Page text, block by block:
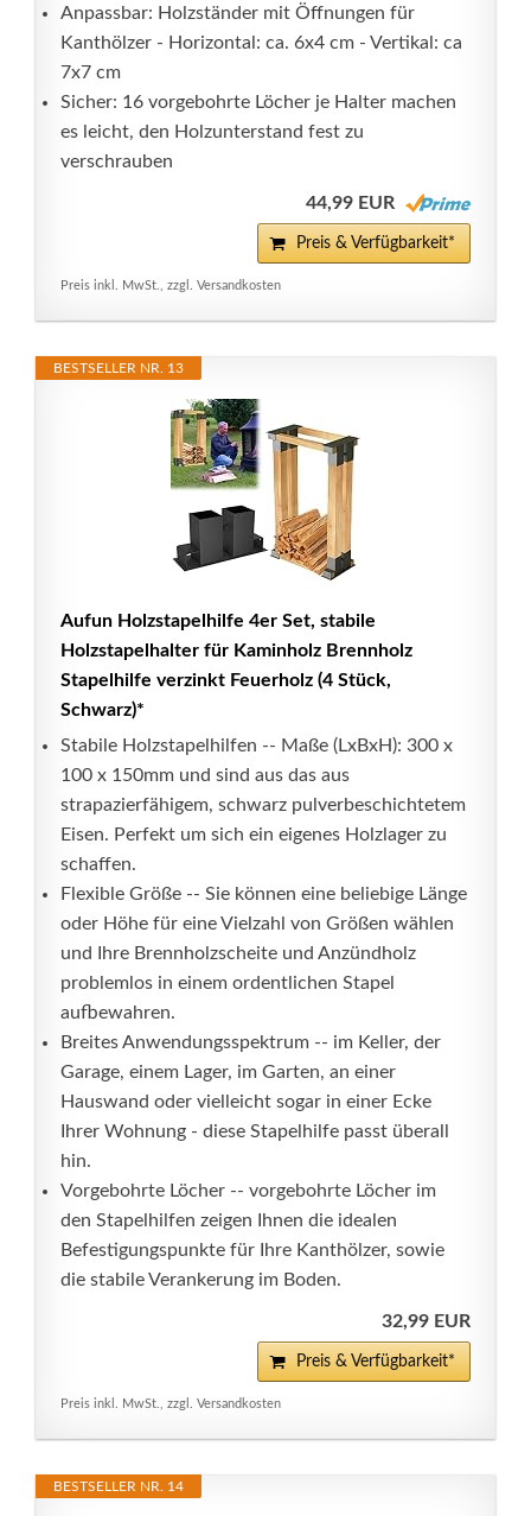
Anpassbar: Holzständer mit Öffnungen für
Kanthölzer - Horizontal: ca. 6x4 cm - Vertikal: ca
7x7 cm
Sicher: 16 vorgebohrte Löcher je Halter machen
es leicht, den Holzunterstand fest zu
verschrauben
44,99 EUR
Preis & Verfügbarkeit*
Preis inkl. MwSt., zzgl. Versandkosten
BESTSELLER NR. 13
Aufun Holzstapelhilfe 4er Set, stabile
Holzstapelhalter für Kaminholz Brennholz
Stapelhilfe verzinkt Feuerholz (4 Stück,
Schwarz)*
Stabile Holzstapelhilfen -- Maße (LxBxH): 300 x
100 x 150mm und sind aus das aus
strapazierfähigem, schwarz pulverbeschichtetem
Eisen. Perfekt um sich ein eigenes Holzlager zu
schaffen.
Flexible Größe -- Sie können eine beliebige Länge
oder Höhe für eine Vielzahl von Größen wählen
und Ihre Brennholzscheite und Anzündholz
problemlos in einem ordentlichen Stapel
aufbewahren.
Breites Anwendungsspektrum -- im Keller, der
Garage, einem Lager, im Garten, an einer
Hauswand oder vielleicht sogar in einer Ecke
Ihrer Wohnung - diese Stapelhilfe passt überall
hin.
Vorgebohrte Löcher -- vorgebohrte Löcher im
den Stapelhilfen zeigen Ihnen die idealen
Befestigungspunkte für Ihre Kanthölzer, sowie
die stabile Verankerung im Boden.
32,99 EUR
Preis & Verfügbarkeit*
Preis inkl. MwSt., zzgl. Versandkosten
BESTSELLER NR. 14